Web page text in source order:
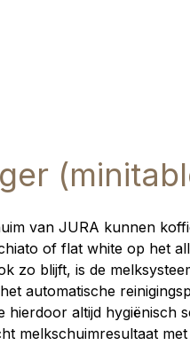
van JURA kunnen
of flat white op het
zo blijft, is de
automatische
hierdoor altijd hygiënisch
melkschuimresultaat